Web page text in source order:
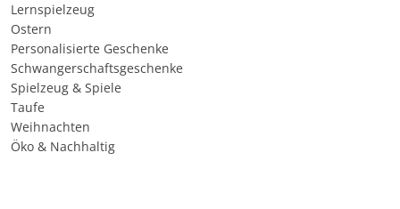
Lernspielzeug
Ostern
Personalisierte Geschenke
Schwangerschaftsgeschenke
Spielzeug & Spiele
Taufe
Weihnachten
Öko & Nachhaltig